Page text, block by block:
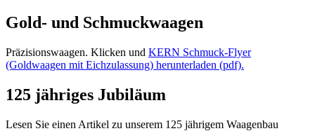
Gold- und Schmuckwaagen
Präzisionswaagen. Klicken und KERN Schmuck-Flyer
(Goldwaagen mit Eichzulassung) herunterladen (pdf).
125 jähriges Jubiläum
Lesen Sie einen Artikel zu unserem 125 jährigem Waagenbau